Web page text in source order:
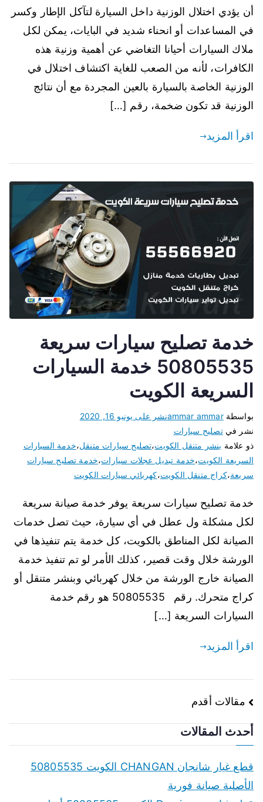
أن يؤدي اختلال الوزنية داخل السيارة لتآكل الإطار وكسر
في المساعدات أو انحناء شديد في البايات، يمكن لكل
ملاك السيارات أحيانا التغاضي عن أهمية وزنية هذه
الكافرات، لأنه من الصعب للغاية اكتشاف اختلال في
الوزنية الخاصة بالسيارة بالعين المجردة مع أن نتائج
الوزنية قد تكون ضخمة، رقم […]
اقرأ المزيد
خدمة تصليح سيارات سريعة
50805535 خدمة السيارات
السريعة الكويت
بواسطةammar ammarنشر على يونيو 16, 2020
نشر فيتصليح سيارات
ذو علامة بنشر متنقل الكويت،تصليح سيارات متنقل،خدمة السيارات
السريعة الكويت،خدمة تبديل عجلات سيارات،خدمة تصليح سيارات
سريعة،كراج متنقل الكويت،كهربائي سيارات الكويت
خدمة تصليح سيارات سريعة يوفر خدمة صيانة سريعة
لكل مشكلة ول عطل في أي سيارة، حيث تصل خدمات
الصيانة لكل المناطق بالكويت، كل خدمة يتم تنفيذها في
الورشة خلال وقت قصير، كذلك الأمر لو تم تنفيذ خدمة
الصيانة خارج الورشة من خلال كهربائي وبنشر متنقل أو
كراج متحرك. رقم 50805535 هو رقم خدمة
السيارات السريعة […]
اقرأ المزيد
تصفّح
المقالات
مقالات أقدم
أحدث المقالات
قطع غيار شانجان CHANGAN الكويت 50805535
الأصلية صيانة فورية